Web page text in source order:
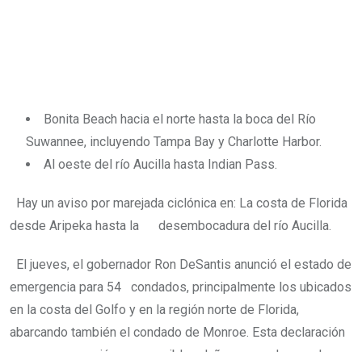
Bonita Beach hacia el norte hasta la boca del Río
Suwannee, incluyendo Tampa Bay y Charlotte Harbor.
Al oeste del río Aucilla hasta Indian Pass.
Hay un aviso por marejada ciclónica en: La costa de Florida
desde Aripeka hasta la desembocadura del río Aucilla.
El jueves, el gobernador Ron DeSantis anunció el estado de
emergencia para 54 condados, principalmente los ubicados
en la costa del Golfo y en la región norte de Florida,
abarcando también el condado de Monroe. Esta declaración